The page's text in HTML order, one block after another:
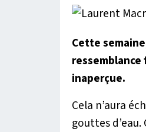
Cette
inaperçue.
Cela n’aura
gouttes